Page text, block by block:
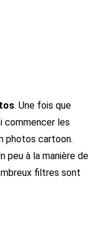
. Une fois que
commencer les
photos cartoon.
peu à la manière de
filtres sont